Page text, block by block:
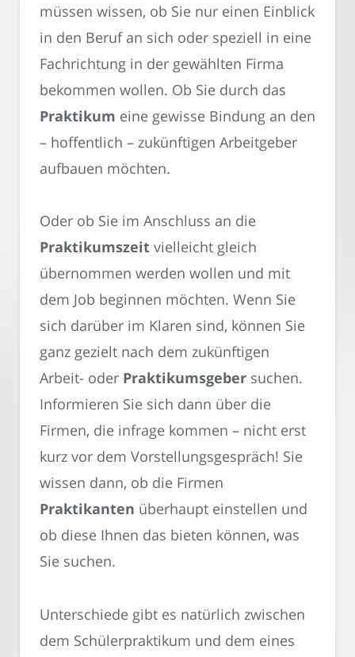
müssen wissen, ob Sie nur einen Einblick
in den Beruf an sich oder speziell in eine
Fachrichtung in der gewählten Firma
bekommen wollen. Ob Sie durch das
Praktikum eine gewisse Bindung an den
– hoffentlich – zukünftigen Arbeitgeber
aufbauen möchten.
Oder ob Sie im Anschluss an die
Praktikumszeit vielleicht gleich
übernommen werden wollen und mit
dem Job beginnen möchten. Wenn Sie
sich darüber im Klaren sind, können Sie
ganz gezielt nach dem zukünftigen
Arbeit- oder Praktikumsgeber suchen.
Informieren Sie sich dann über die
Firmen, die infrage kommen – nicht erst
kurz vor dem Vorstellungsgespräch! Sie
wissen dann, ob die Firmen
Praktikanten überhaupt einstellen und
ob diese Ihnen das bieten können, was
Sie suchen.
Unterschiede gibt es natürlich zwischen
dem Schülerpraktikum und dem eines